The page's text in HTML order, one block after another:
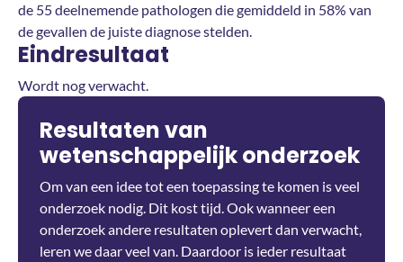
de 55 deelnemende pathologen die gemiddeld in 58% van
de gevallen de juiste diagnose stelden.
Eindresultaat
Wordt nog verwacht.
Resultaten van
wetenschappelijk onderzoek
Om van een idee tot een toepassing te komen is veel
onderzoek nodig. Dit kost tijd. Ook wanneer een
onderzoek andere resultaten oplevert dan verwacht,
leren we daar veel van. Daardoor is ieder resultaat